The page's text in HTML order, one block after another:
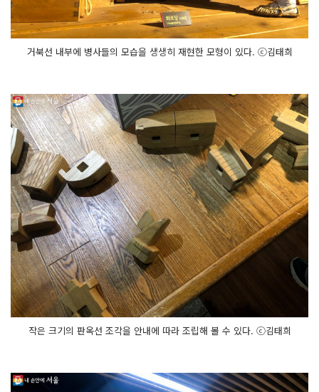
거북선 내부에 병사들의 모습을 생생히 재현한 모형이 있다. ⓒ김태희
작은 크기의 판옥선 조각을 안내에 따라 조립해 볼 수 있다. ⓒ김태희